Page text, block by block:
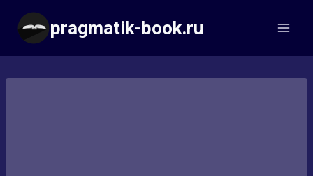
Перейти
содержимому
pragmatik-book.ru